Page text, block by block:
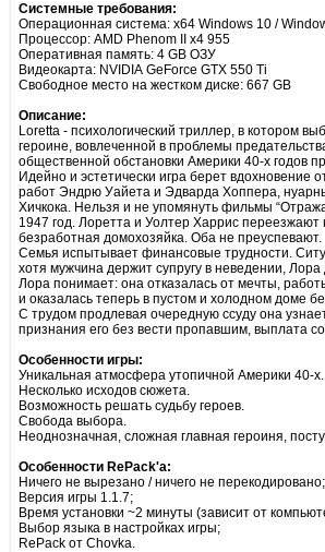
Системные требования:
Операционная система: x64 Windows 10 /
Процессор: AMD Phenom II x4 955
Оперативная память: 4 GB ОЗУ
Видеокарта: NVIDIA GeForce GTX 550 Ti
Свободное место на жестком диске: 667 GB
Описание:
Loretta - психологический триллер, в котором
героине, вовлеченной в проблемы
общественной обстановки Америки 40-х годов
Идейно и эстетически игра берет вдохновение
работ Эндрю Уайета и Эдварда Хоппера,
Хичкока. Нельзя и не упомянуть фильмы
1947 год. Лоретта и Уолтер Харрис
безработная домохозяйка. Оба не преуспевают.
Семья испытывает финансовые трудности.
хотя мужчина держит супругу в неведении,
Лора понимает: она отказалась от мечты,
и оказалась теперь в пустом и холодном доме
С трудом продлевая очередную ссуду она
признания его без вести пропавшим, выплата
Особенности игры:
Уникальная атмосфера утопичной Америки 40-х.
Несколько исходов сюжета.
Возможность решать судьбу героев.
Свобода выбора.
Неоднозначная, сложная главная героиня,
Особенности RePack'а:
Ничего не вырезано / ничего не перекодировано;
Версия игры 1.1.7;
Время установки ~2 минуты (зависит от
Выбор языка в настройках игры;
RePack от Chovka.